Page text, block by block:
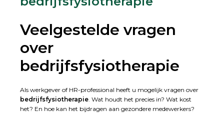
Veelgestelde vragen
over
bedrijfsfysiotherapie
Als werkgever of HR-professional heeft u mogelijk vragen over
bedrijfsfysiotherapie . Wat houdt het precies in? Wat kost
het? En hoe kan het bijdragen aan gezondere medewerkers?